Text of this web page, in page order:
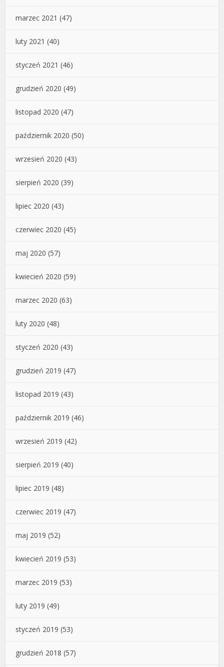
marzec 2021 (47)
luty 2021 (40)
styczeń 2021 (46)
grudzień 2020 (49)
listopad 2020 (47)
październik 2020 (50)
wrzesień 2020 (43)
sierpień 2020 (39)
lipiec 2020 (43)
czerwiec 2020 (45)
maj 2020 (57)
kwiecień 2020 (59)
marzec 2020 (63)
luty 2020 (48)
styczeń 2020 (43)
grudzień 2019 (47)
listopad 2019 (43)
październik 2019 (46)
wrzesień 2019 (42)
sierpień 2019 (40)
lipiec 2019 (48)
czerwiec 2019 (47)
maj 2019 (52)
kwiecień 2019 (53)
marzec 2019 (53)
luty 2019 (49)
styczeń 2019 (53)
grudzień 2018 (57)